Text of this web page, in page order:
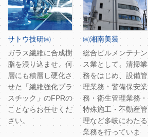
サトウ技研㈱
ガラス繊維に合成樹
脂を浸り込ませ、何
層にも積層し硬化さ
せた「繊維強化プラ
スチック」のFPRの
ことならお任せくだ
さい。
㈱湘南美装
総合ビルメンテナン
ス業として、清掃業
務をはじめ、設備管
理業務・警備保安業
務・衛生管理業務・
特殊施工・不動産管
理など多岐にわたる
業務を行っていま